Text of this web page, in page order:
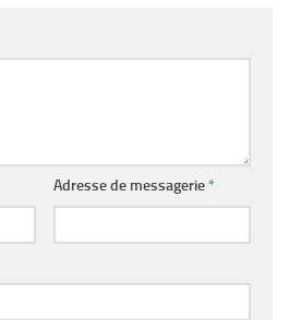
Adresse de messagerie*